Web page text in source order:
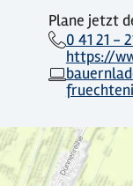
Plane jetzt
0 41 21 -
https://